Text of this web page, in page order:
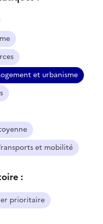
et urbanisme
et mobilité
:
prioritaire